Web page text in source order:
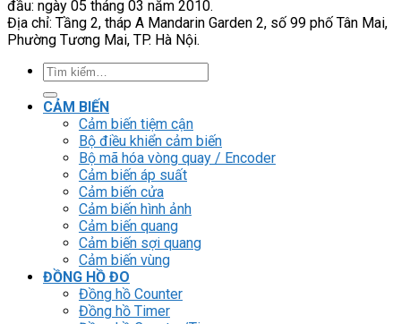
đầu: ngày 05 tháng 03 năm 2010.
Địa chỉ: Tầng 2, tháp A Mandarin Garden 2, số 99 phố Tân Mai,
Phường Tương Mai, TP. Hà Nội.
Tìm
kiếm:
CẢM BIẾN
Cảm biến tiệm cận
Bộ điều khiển cảm biến
Bộ mã hóa vòng quay / Encoder
Cảm biến áp suất
Cảm biến cửa
Cảm biến hình ảnh
Cảm biến quang
Cảm biến sợi quang
Cảm biến vùng
ĐỒNG HỒ ĐO
Đồng hồ Counter
Đồng hồ Timer